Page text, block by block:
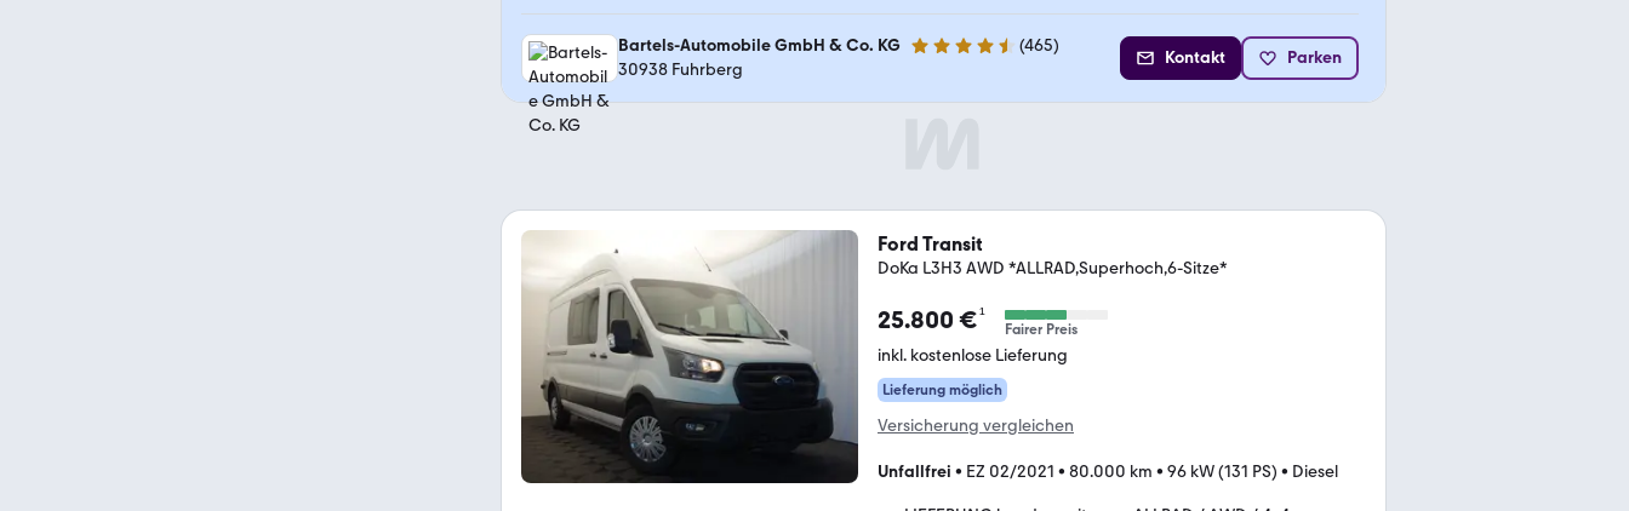
Bartels-Automobile GmbH & Co. KG 4.6 Sterne (465)
30938 Fuhrberg
Kontakt Parken
Ford Transit
DoKa L3H3 AWD *ALLRAD,Superhoch,6-Sitze*
25.800 €¹
Fairer Preis
inkl. kostenlose Lieferung
Lieferung möglich
Versicherung vergleichen
Unfallfrei • EZ 02/2021 • 80.000 km • 96 kW (131 PS) • Diesel